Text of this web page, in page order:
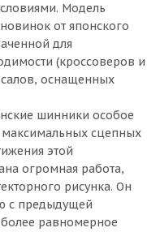
Модель
от японского
для
(кроссоверов и
оснащенных
шинники особое
сцепных
этой
огромная работа,
рисунка. Он
с предыдущей
равномерное